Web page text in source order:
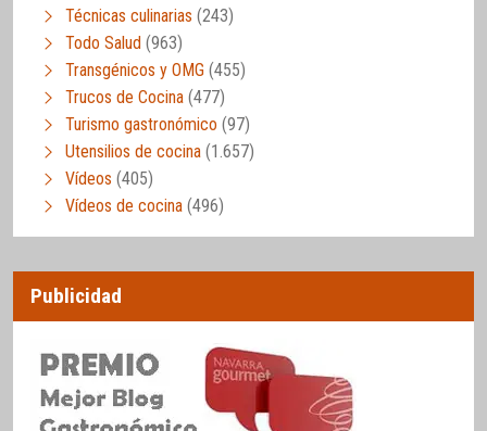
Técnicas culinarias (243)
Todo Salud (963)
Transgénicos y OMG (455)
Trucos de Cocina (477)
Turismo gastronómico (97)
Utensilios de cocina (1.657)
Vídeos (405)
Vídeos de cocina (496)
Publicidad